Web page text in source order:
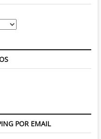
POR EMAIL